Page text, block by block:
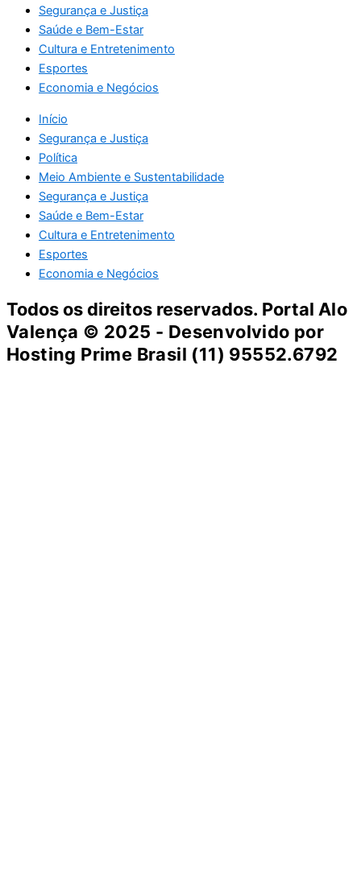
Segurança e Justiça
Saúde e Bem-Estar
Cultura e Entretenimento
Esportes
Economia e Negócios
Início
Segurança e Justiça
Política
Meio Ambiente e Sustentabilidade
Segurança e Justiça
Saúde e Bem-Estar
Cultura e Entretenimento
Esportes
Economia e Negócios
Todos os direitos reservados. Portal Alo
Valença © 2025 - Desenvolvido por
Hosting Prime Brasil (11) 95552.6792